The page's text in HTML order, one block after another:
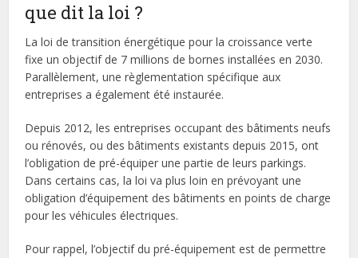
que dit la loi ?
La loi de transition énergétique pour la croissance verte
fixe un objectif de 7 millions de bornes installées en 2030.
Parallèlement, une règlementation spécifique aux
entreprises a également été instaurée.
Depuis 2012, les entreprises occupant des bâtiments neufs
ou rénovés, ou des bâtiments existants depuis 2015, ont
l’obligation de pré-équiper une partie de leurs parkings.
Dans certains cas, la loi va plus loin en prévoyant une
obligation d’équipement des bâtiments en points de charge
pour les véhicules électriques.
Pour rappel, l’objectif du pré-équipement est de permettre